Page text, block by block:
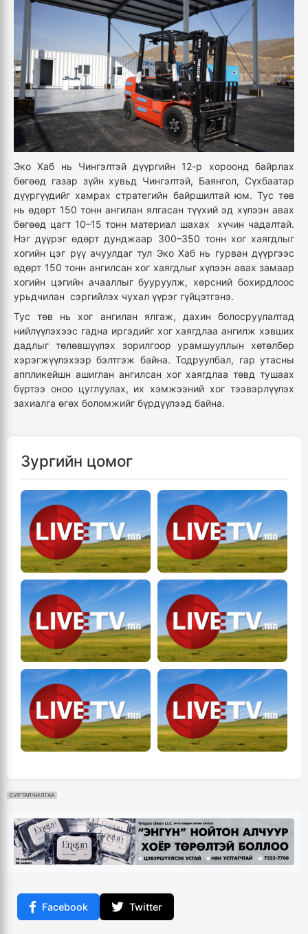
Эко Хаб нь Чингэлтэй дүүргийн 12-р хороонд байрлах
бөгөөд газар зүйн хувьд Чингэлтэй, Баянгол, Сүхбаатар
дүүргүүдийг хамрах стратегийн байршилтай юм. Тус төв
нь өдөрт 150 тонн ангилан ялгасан түүхий эд хүлээн авах
бөгөөд цагт 10–15 тонн материал шахах хүчин чадалтай.
Нэг дүүрэг өдөрт дунджаар 300–350 тонн хог хаягдлыг
хогийн цэг рүү ачуулдаг тул Эко Хаб нь гурван дүүргээс
өдөрт 150 тонн ангилсан хог хаягдлыг хүлээн авах замаар
хогийн цэгийн ачааллыг бууруулж, хөрсний бохирдлоос
урьдчилан сэргийлэх чухал үүрэг гүйцэтгэнэ.
Тус төв нь хог ангилан ялгаж, дахин болосруулалтад
нийлүүлэхээс гадна иргэдийг хог хаягдлаа ангилж хэвших
дадлыг төлөвшүүлэх зорилгоор урамшууллын хөтөлбөр
хэрэгжүүлэхээр бэлтгэж байна. Тодруулбал, гар утасны
аппликейшн ашиглан ангилсан хог хаягдлаа төвд тушаах
бүртээ оноо цуглуулах, их хэмжээний хог тээвэрлүүлэх
захиалга өгөх боломжийг бүрдүүлээд байна.
Зургийн цомог
СУРТАЛЧИЛГАА
Facebook Twitter